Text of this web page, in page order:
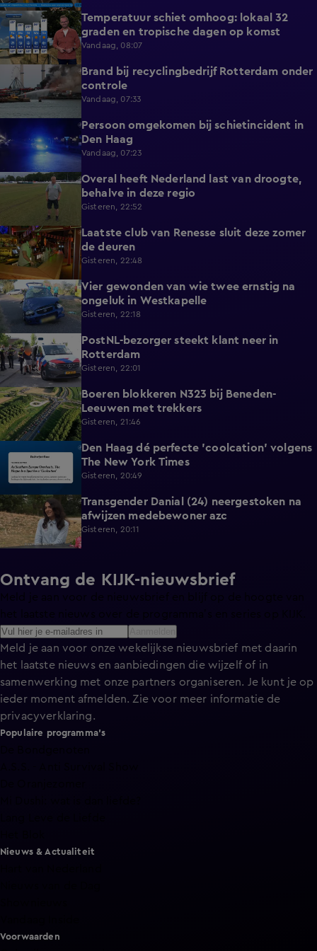
1:03
Temperatuur schiet omhoog: lokaal 32
graden en tropische dagen op komst
Vandaag, 08:07
0:36
Brand bij recyclingbedrijf Rotterdam onder
controle
Vandaag, 07:33
Persoon omgekomen bij schietincident in
Den Haag
Vandaag, 07:23
1:54
Overal heeft Nederland last van droogte,
behalve in deze regio
Gisteren, 22:52
2:08
Laatste club van Renesse sluit deze zomer
de deuren
Gisteren, 22:48
0:30
Vier gewonden van wie twee ernstig na
ongeluk in Westkapelle
Gisteren, 22:18
0:26
PostNL-bezorger steekt klant neer in
Rotterdam
Gisteren, 22:01
0:33
Boeren blokkeren N323 bij Beneden-
Leeuwen met trekkers
Gisteren, 21:46
Den Haag dé perfecte 'coolcation' volgens
The New York Times
Gisteren, 20:49
2:04
Transgender Danial (24) neergestoken na
afwijzen medebewoner azc
Gisteren, 20:11
Ontvang de KIJK-nieuwsbrief
Meld je aan voor de nieuwsbrief en blijf op de hoogte van
Meld je aan voor onze wekelijkse nieuwsbrief met daarin
het laatste nieuws en aanbiedingen die wijzelf of in
samenwerking met onze partners organiseren. Je kunt je op
ieder moment afmelden. Zie voor meer informatie de
privacyverklaring.
Populaire programma's
Nieuws & Actualiteit
Voorwaarden